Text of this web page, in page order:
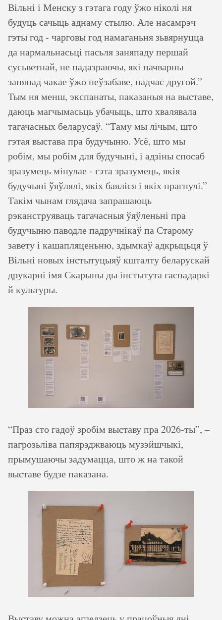
Вільні і Менску з гэтага году ўжо ніколі ня
будуць сачыць аднаму стылю. Але насамрэч
гэты год - чарговы год намаганьня зьвярнуцца
да нармальнасьці пасьля заняпаду першай
сусьветнай, не падазраючы, які пачварны
заняпад чакае ўжо неўзабаве, падчас другой.”
Тым ня менш, экспанаты, паказаныя на выставе,
даюць магчымасьць убачыць, што хвалявала
тагачасных беларусаў. “Таму мы лічым, што
гэтая выстава пра будучыню. Усё, што мы
робім, мы робім для будучыні, і адзіны спосаб
зразумець мінулае - гэта зразумець, якія
будучыні ўяўлялі, якіх баяліся і якіх прагнулі.”
Такім чынам глядача запрашаюць
рэканструяваць тагачасныя ўяўленьні пра
будучыню паводле падручнікаў па Старому
завету і кашапляценьню, здымкаў адкрыцьця ў
Вільні новых інстытуцыяў кшталту беларускай
друкарні імя Скарыны ды інстытута гаспадаркі
й культуры.
“Праз сто гадоў зробім выставу пра 2026-ты”, –
пагрозьліва папярэджваюць музэйшчыкі,
прымушаючы задумацца, што ж на такой
выставе будзе паказана.